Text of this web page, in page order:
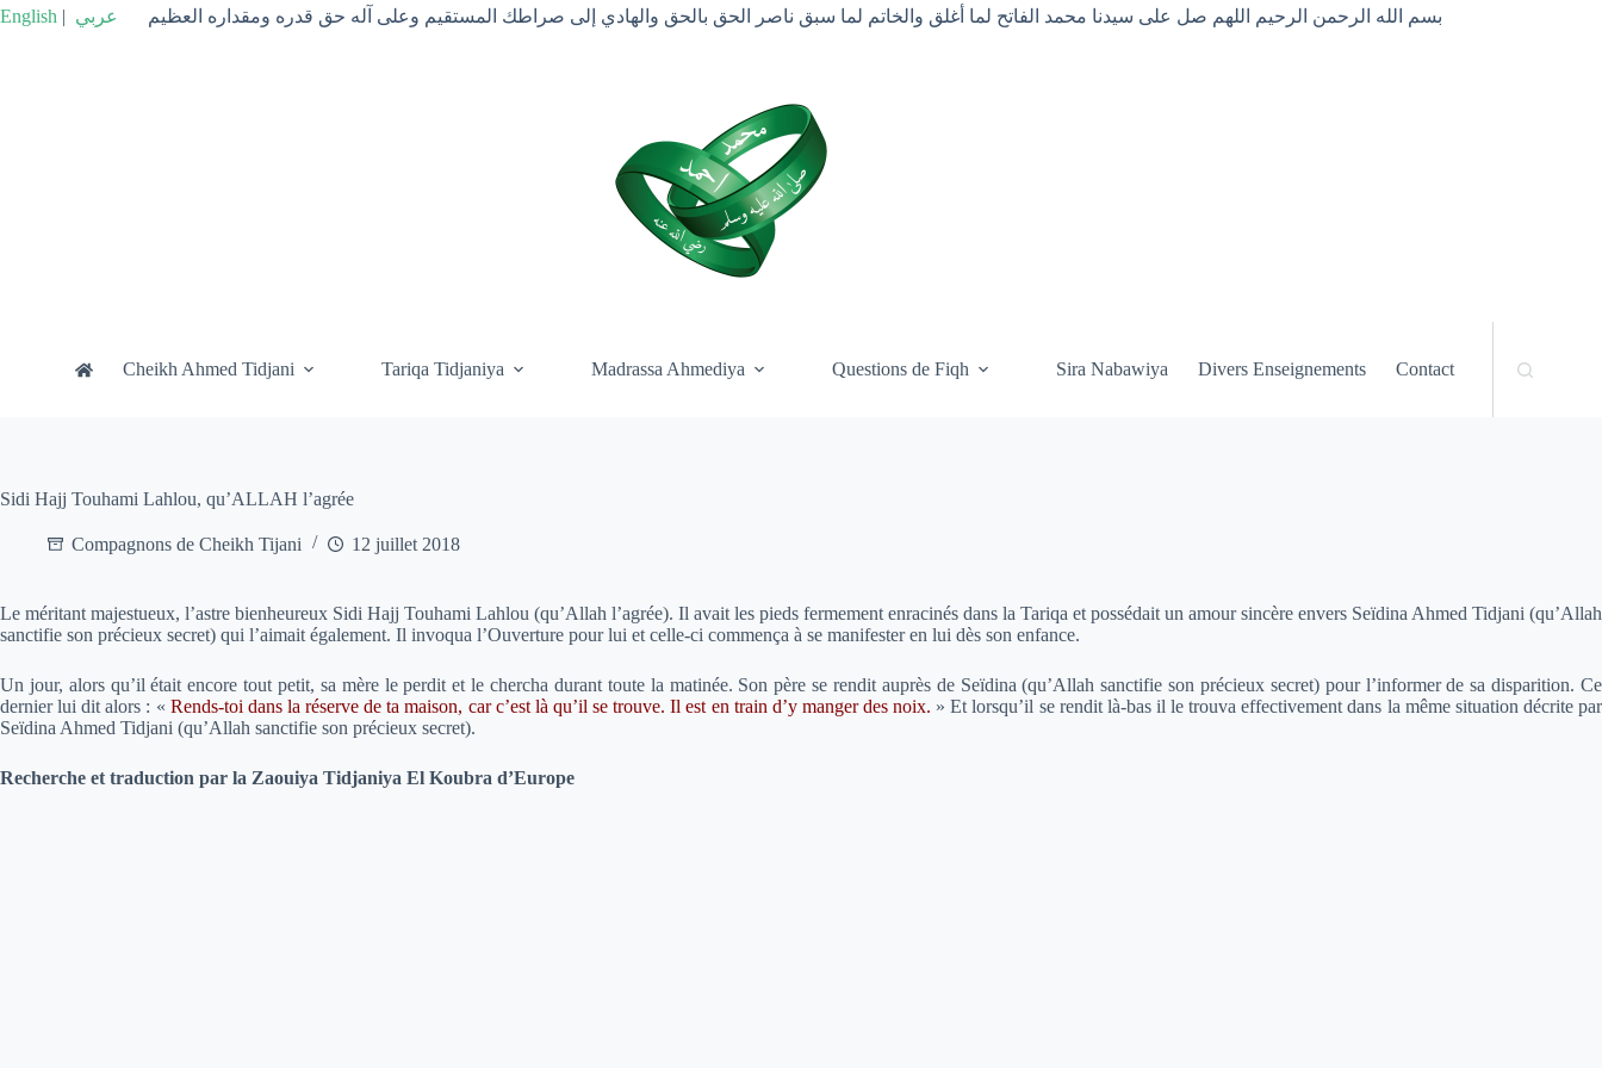
Passer
English | عربي بسم الله الرحمن الرحيم اللهم صل على سيدنا محمد الفاتح لما أغلق والخاتم لما سبق ناصر الحق بالحق والهادي إلى صراطك المستقيم وعلى آله حق قدره ومقداره العظيم
Cheikh Ahmed Tidjani Tariqa Tidjaniya Madrassa Ahmediya Questions de Fiqh Sira Nabawiya Divers Enseignements Contact
Sidi Hajj Touhami Lahlou, qu’ALLAH l’agrée
Compagnons de Cheikh Tijani 12 juillet 2018
Le méritant majestueux, l’astre bienheureux Sidi Hajj Touhami Lahlou (qu’Allah l’agrée). Il avait les pieds fermement enracinés dans la Tariqa et possédait un amour sincère envers Seïdina Ahmed Tidjani (qu’Allah
sanctifie son précieux secret) qui l’aimait également. Il invoqua l’Ouverture pour lui et celle-ci commença à se manifester en lui dès son enfance.
Un jour, alors qu’il était encore tout petit, sa mère le perdit et le chercha durant toute la matinée. Son père se rendit auprès de Seïdina (qu’Allah sanctifie son précieux secret) pour l’informer de sa disparition. Ce
dernier lui dit alors : « Rends-toi dans la réserve de ta maison, car c’est là qu’il se trouve. Il est en train d’y manger des noix. » Et lorsqu’il se rendit là-bas il le trouva effectivement dans la même situation décrite par
Seïdina Ahmed Tidjani (qu’Allah sanctifie son précieux secret).
Recherche et traduction par la Zaouiya Tidjaniya El Koubra d’Europe